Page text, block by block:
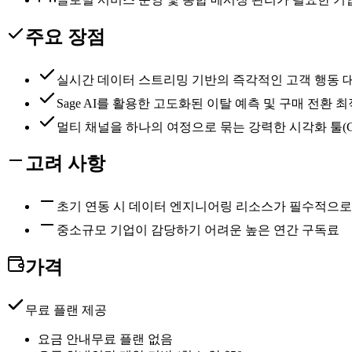
주요 장점
실시간 데이터 스트리밍 기반의 즉각적인 고객 행동
Sage AI를 활용한 고도화된 이탈 예측 및 구매 전환 최
멀티 채널을 하나의 여정으로 묶는 강력한 시각화 툴
고려 사항
초기 연동 시 데이터 엔지니어링 리소스가 필수적으
중소규모 기업이 감당하기 어려운 높은 연간 구독료
가격
무료 플랜 제공
요금 안내 무료 플랜 없음